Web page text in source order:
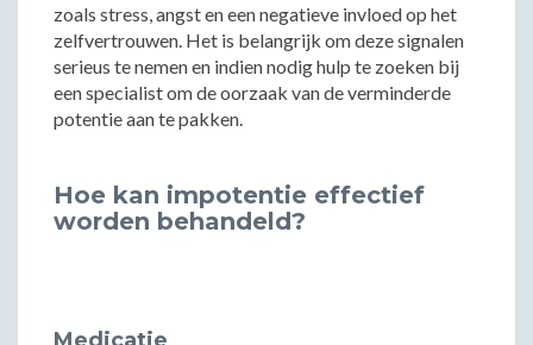
zoals stress, angst en een negatieve invloed op het
zelfvertrouwen. Het is belangrijk om deze signalen
serieus te nemen en indien nodig hulp te zoeken bij
een specialist om de oorzaak van de verminderde
potentie aan te pakken.
Hoe kan impotentie effectief
worden behandeld?